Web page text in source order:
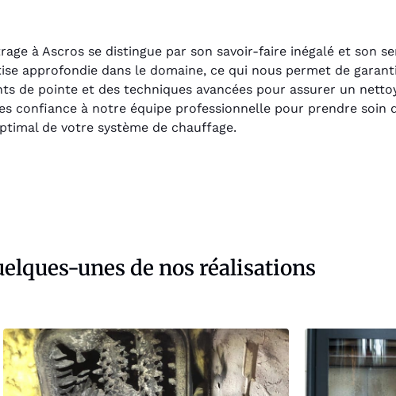
à Ascros se distingue par son savoir-faire inégalé et son
approfondie dans le domaine, ce qui nous permet de
de pointe et des techniques avancées pour assurer un
confiance à notre équipe professionnelle pour prendre
de votre système de chauffage.
unes de nos réalisations